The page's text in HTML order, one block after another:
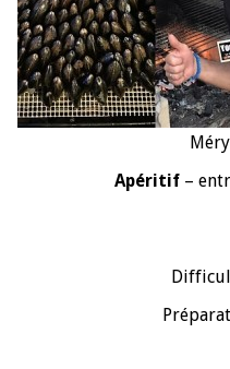
Apéritif –